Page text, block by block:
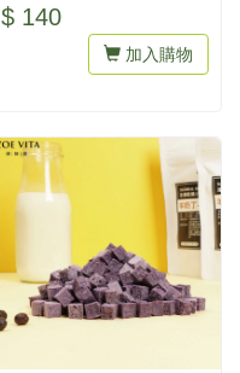
為最...
$ 140
加入購物